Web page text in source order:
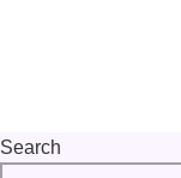
Search